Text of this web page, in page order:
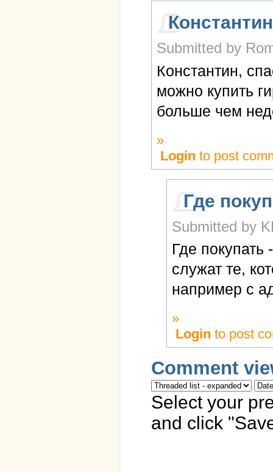
Submitted by
Константин,
можно купить
больше чем
»
Login to post
Где
Submitted by
Где
служат те,
например с
»
Login to post
Comment
Select your
and click